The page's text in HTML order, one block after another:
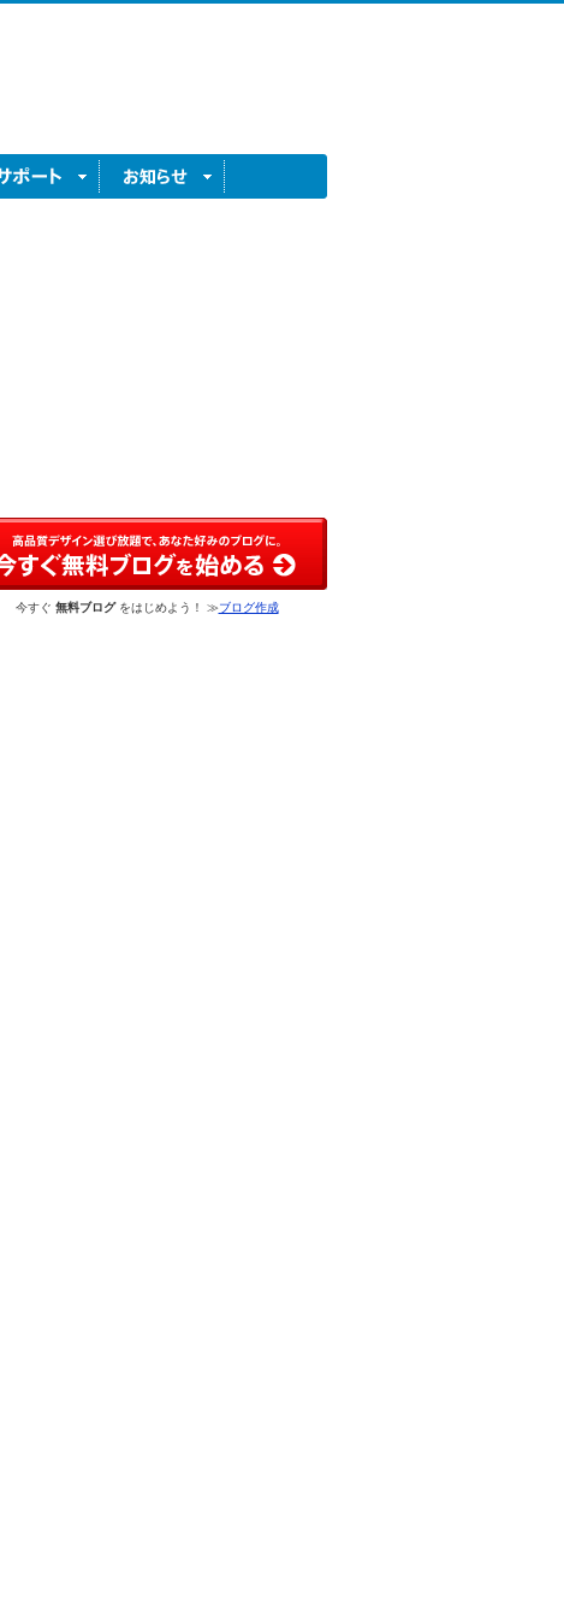
今すぐ 無料ブログをはじめよう！ ≫ブログ作成